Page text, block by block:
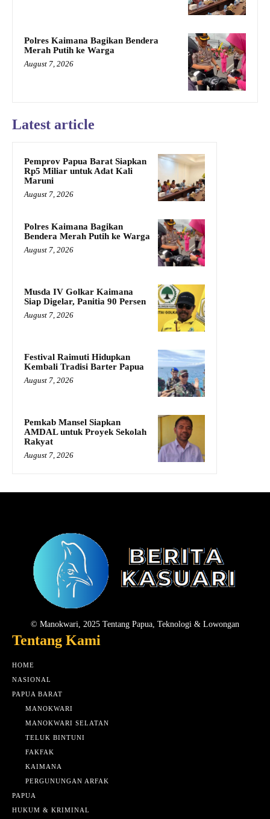
Polres Kaimana Bagikan Bendera
Merah Putih ke Warga
August 7, 2026
Latest article
Pemprov Papua Barat Siapkan
Rp5 Miliar untuk Adat Kali
Maruni
August 7, 2026
Polres Kaimana Bagikan
Bendera Merah Putih ke Warga
August 7, 2026
Musda IV Golkar Kaimana
Siap Digelar, Panitia 90 Persen
August 7, 2026
Festival Raimuti Hidupkan
Kembali Tradisi Barter Papua
August 7, 2026
Pemkab Mansel Siapkan
AMDAL untuk Proyek Sekolah
Rakyat
August 7, 2026
© Manokwari, 2025 Tentang Papua, Teknologi & Lowongan
Tentang Kami
HOME
NASIONAL
PAPUA BARAT
MANOKWARI
MANOKWARI SELATAN
TELUK BINTUNI
FAKFAK
KAIMANA
PERGUNUNGAN ARFAK
PAPUA
HUKUM & KRIMINAL